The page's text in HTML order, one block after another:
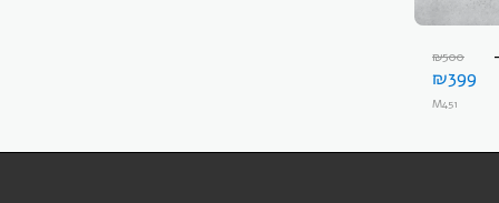
₪500
₪399
M451